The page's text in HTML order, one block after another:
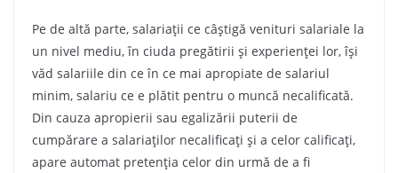
Pe de altă parte, salariaţii ce câştigă venituri salariale la
un nivel mediu, în ciuda pregătirii şi experienţei lor, îşi
văd salariile din ce în ce mai apropiate de salariul
minim, salariu ce e plătit pentru o muncă necalificată.
Din cauza apropierii sau egalizării puterii de
cumpărare a salariaţilor necalificaţi şi a celor calificaţi,
apare automat pretenţia celor din urmă de a fi